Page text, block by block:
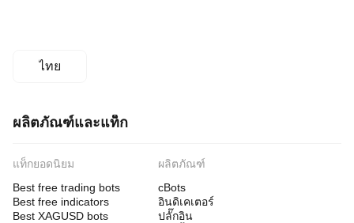
ข้อมูลทั้งหมดเป็นความจริง
Luke
ไทย
ผลิตภัณฑ์และแท็ก
แท็กยอดนิยม
Best free trading bots
Best free indicators
Best XAGUSD bots
ผลิตภัณฑ์
cBots
อินดิเคเตอร์
ปลั๊กอิน